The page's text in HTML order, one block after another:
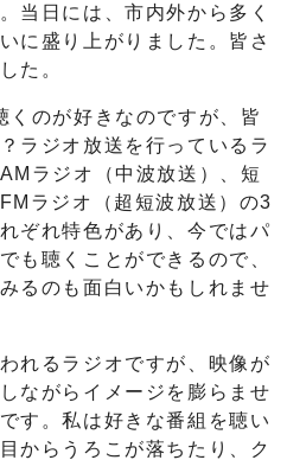
当日には、市内外から多く
に盛り上がりました。皆さ
た。
くのが好きなのですが、皆
ラジオ放送を行っているラ
ラジオ（中波放送）、短
ラジオ（超短波放送）の3
ぞれ特色があり、今ではパ
も聴くことができるので、
るのも面白いかもしれませ
れるラジオですが、映像が
ながらイメージを膨らませ
す。私は好きな番組を聴い
からうろこが落ちたり、ク